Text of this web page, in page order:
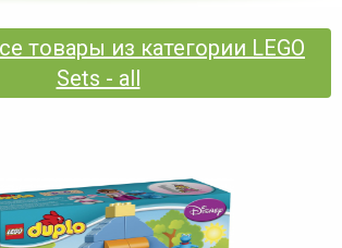
товары из категории LEGO
Sets - all